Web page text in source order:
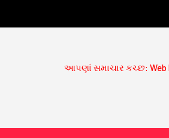
આપણાં સમાચાર કચ્છ: Web Portal